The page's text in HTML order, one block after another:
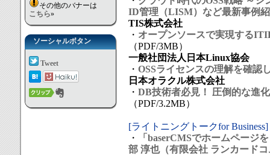
その他のバナーは
こちら»
ソーシャルボタン
Tweet
ID管理（LISM）など最新事例
TIS株式会社
・ オープンソースで実現する
（PDF/3MB）
一般社団法人日本Linux協会
・ OSSライセンスの理解を確認
日本オラクル株式会社
・ DB技術者必見！ 圧倒的な進
（PDF/3.2MB）
[ライトニングトークfor Business]
・
「baserCMSでホームページ
部 淳也（有限会社 ランカード